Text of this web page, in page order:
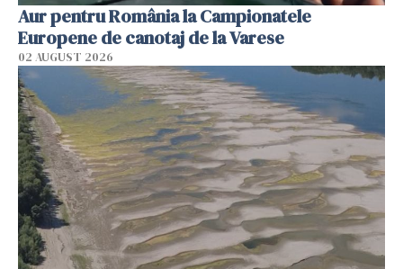
Aur pentru România la Campionatele
Europene de canotaj de la Varese
02 AUGUST 2026